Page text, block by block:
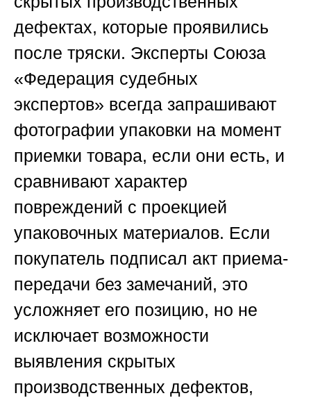
дефектах, которые проявились
после тряски. Эксперты Союза
«Федерация судебных
экспертов» всегда запрашивают
фотографии упаковки на момент
приемки товара, если они есть, и
сравнивают характер
повреждений с проекцией
упаковочных материалов. Если
покупатель подписал акт приема-
передачи без замечаний, это
усложняет его позицию, но не
исключает возможности
выявления скрытых
производственных дефектов,